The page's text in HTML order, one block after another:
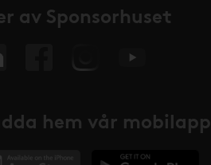
av Sponsorhuset
hem vår mobilapp